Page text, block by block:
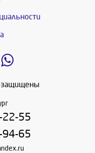
защищены
22-55
94-65